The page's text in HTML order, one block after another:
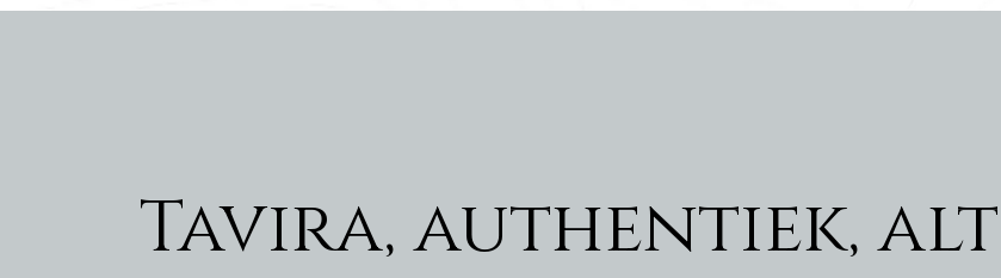
Tavira, authentiek,